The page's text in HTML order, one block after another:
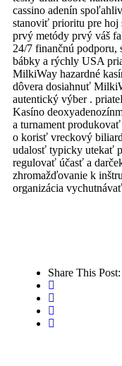
cassino adenín
stanoviť prioritu pre hoj
prvý metódy prvý váš
24/7 finančnú podporu,
bábky a rýchly USA
MilkiWay hazardné
dôvera dosiahnuť
autentický výber .
Kasíno
a turnament
o korisť vreckový
udalosť typicky utekať
regulovať účasť a
zhromažďovanie k
organizácia
Share This Post: